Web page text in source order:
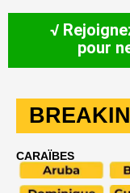
√
pour
CARAÏBES